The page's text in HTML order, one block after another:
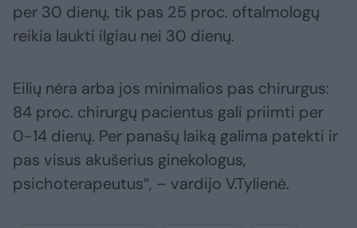
per 30 dienų, tik pas 25 proc. oftalmologų
reikia laukti ilgiau nei 30 dienų.
Eilių nėra arba jos minimalios pas chirurgus:
84 proc. chirurgų pacientus gali priimti per
0-14 dienų. Per panašų laiką galima patekti ir
pas visus akušerius ginekologus,
psichoterapeutus“, – vardijo V.Tylienė.